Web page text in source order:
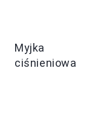
Myjka
ciśnieniowa